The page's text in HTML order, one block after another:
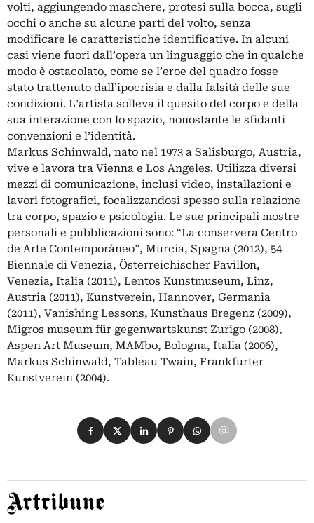
volti, aggiungendo maschere, protesi sulla bocca, sugli
occhi o anche su alcune parti del volto, senza
modificare le caratteristiche identificative. In alcuni
casi viene fuori dall’opera un linguaggio che in qualche
modo è ostacolato, come se l’eroe del quadro fosse
stato trattenuto dall’ipocrisia e dalla falsità delle sue
condizioni. L’artista solleva il quesito del corpo e della
sua interazione con lo spazio, nonostante le sfidanti
convenzioni e l’identità.
Markus Schinwald, nato nel 1973 a Salisburgo, Austria,
vive e lavora tra Vienna e Los Angeles. Utilizza diversi
mezzi di comunicazione, inclusi video, installazioni e
lavori fotografici, focalizzandosi spesso sulla relazione
tra corpo, spazio e psicologia. Le sue principali mostre
personali e pubblicazioni sono: “La conservera Centro
de Arte Contemporàneo”, Murcia, Spagna (2012), 54
Biennale di Venezia, Österreichischer Pavillon,
Venezia, Italia (2011), Lentos Kunstmuseum, Linz,
Austria (2011), Kunstverein, Hannover, Germania
(2011), Vanishing Lessons, Kunsthaus Bregenz (2009),
Migros museum für gegenwartskunst Zurigo (2008),
Aspen Art Museum, MAMbo, Bologna, Italia (2006),
Markus Schinwald, Tableau Twain, Frankfurter
Kunstverein (2004).
Condividi su Facebook
Condividi su X
Condividi su LinkedIn
Condividi su Pinterest
Condividi su WhatsApp
Condividi su Email
Artribune